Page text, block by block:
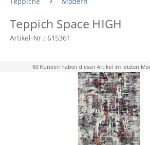
Teppich Space HIGH
Artikel-Nr.: 615361
60 Kunden haben diesen Artikel im letzten